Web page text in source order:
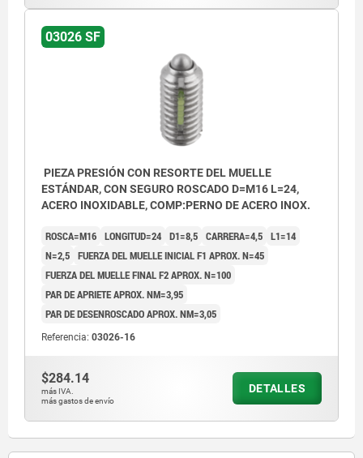
03026 SF
PIEZA PRESIÓN CON RESORTE DEL MUELLE
ESTÁNDAR, CON SEGURO ROSCADO D=M16 L=24,
ACERO INOXIDABLE, COMP:PERNO DE ACERO INOX.
ROSCA=M16 LONGITUD=24 D1=8,5 CARRERA=4,5 L1=14
N=2,5 FUERZA DEL MUELLE INICIAL F1 APROX. N=45
FUERZA DEL MUELLE FINAL F2 APROX. N=100
PAR DE APRIETE APROX. NM=3,95
PAR DE DESENROSCADO APROX. NM=3,05
Referencia: 03026-16
$284.14
más IVA.
más gastos de envío
DETALLES